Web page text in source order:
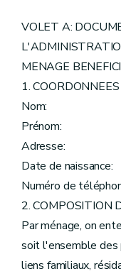
VOLET A:
MENAGE
1.
Nom:
Prénom:
Adresse:
Date de naissance:
Numéro de
2. COMPOSITION
Par ménage, on
soit l'ensemble des
liens familiaux,